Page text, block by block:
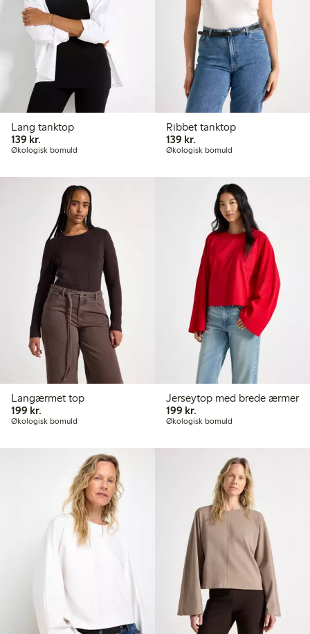
Lang tanktop
139 kr.
Økologisk bomuld
Ribbet tanktop
139 kr.139,00 kr.
Økologisk bomuld
Langærmet top
199 kr.
Økologisk bomuld
Jerseytop med brede ærmer
199 kr.
Økologisk bomuld